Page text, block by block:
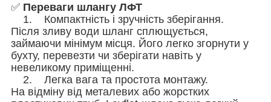
✅ Переваги шлангу ЛФТ
1. Компактність і зручність зберігання.
Після зливу води шланг сплющується,
займаючи мінімум місця. Його легко згорнути у
бухту, перевезти чи зберігати навіть у
невеликому приміщенні.
2. Легка вага та простота монтажу.
На відміну від металевих або жорстких